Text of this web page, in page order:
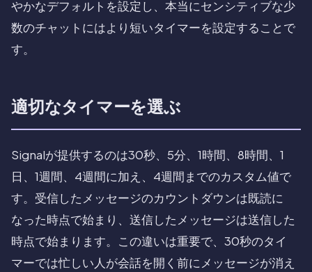
やかなデフォルトを設定し、本当にセンシティブな少
数のチャットにはより短いタイマーを設定することで
す。
適切なタイマーを選ぶ
Signalが提供するのは30秒、5分、1時間、8時間、1
日、1週間、4週間に加え、4週間までのカスタム値で
す。受信したメッセージのカウントダウンは既読に
なった時点で始まり、送信したメッセージは送信した
時点で始まります。この違いは重要で、30秒のタイ
マーでは忙しい人が会話を開く前にメッセージが消え